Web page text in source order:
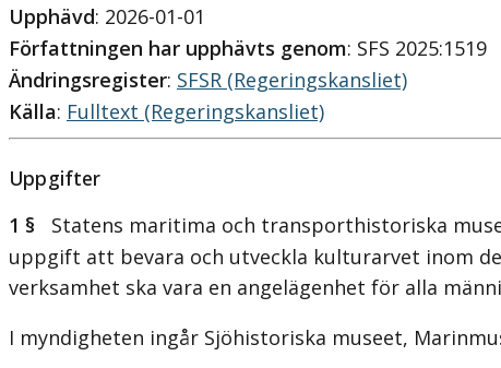
Upphävd: 2026-01-01
Författningen har upphävts genom: SFS 2025:1519
Ändringsregister: SFSR (Regeringskansliet)
Källa: Fulltext (Regeringskansliet)
Uppgifter
1 § Statens maritima och transporthistoriska
uppgift att bevara och utveckla kulturarvet inom
verksamhet ska vara en angelägenhet för alla
I myndigheten ingår Sjöhistoriska museet,